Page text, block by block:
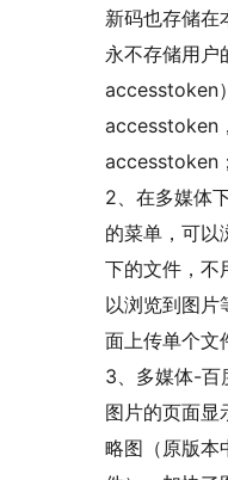
新码也存储
永不存储用
accesstoken
accesstoken
accesstoken；
2、在多媒体
的菜单，可以
下的文件，不
以浏览到图片
面上传单个文
3、多媒体-百
图片的页面显
略图（原版本